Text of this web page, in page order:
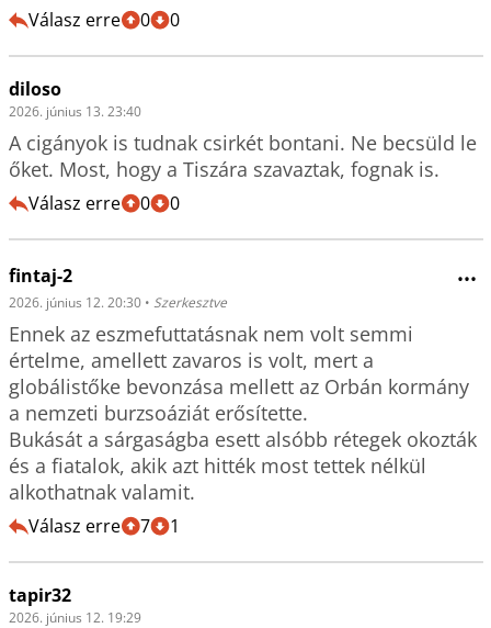
Válasz erre 0 0
diloso
2026. június 13. 23:40
A cigányok is tudnak csirkét bontani. Ne becsüld le
őket. Most, hogy a Tiszára szavaztak, fognak is.
Válasz erre 0 0
fintaj-2 •••
2026. június 12. 20:30 • Szerkesztve
Ennek az eszmefuttatásnak nem volt semmi
értelme, amellett zavaros is volt, mert a
globálistőke bevonzása mellett az Orbán kormány
a nemzeti burzsoáziát erősítette.
Bukását a sárgaságba esett alsóbb rétegek okozták
és a fiatalok, akik azt hitték most tettek nélkül
alkothatnak valamit.
Válasz erre 7 1
tapir32
2026. június 12. 19:29